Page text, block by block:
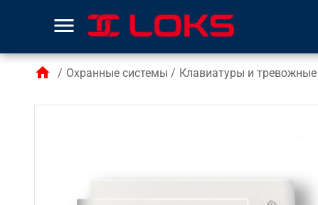
menu
home / Охранные системы / Клавиатуры и